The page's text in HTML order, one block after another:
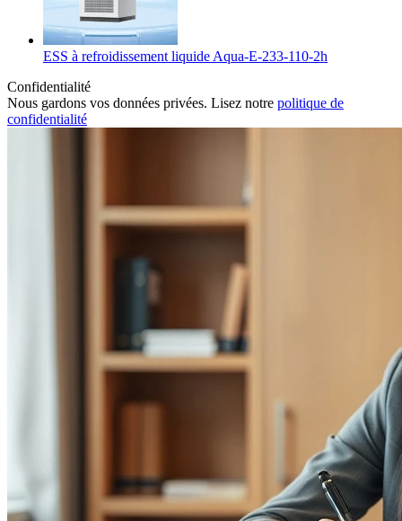
ESS à refroidissement liquide Aqua-E-233-110-2h
Confidentialité
Nous gardons vos données privées. Lisez notre politique de
confidentialité